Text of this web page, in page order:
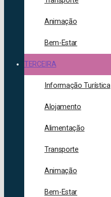
Animação
Bem-Estar
TERCEIRA
Informação Turística
Alojamento
Alimentação
Transporte
Animação
Bem-Estar